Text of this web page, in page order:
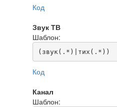
Код
Звук ТВ
Шаблон:
(звук(.*)|тих(.*))
Код
Канал
Шаблон: